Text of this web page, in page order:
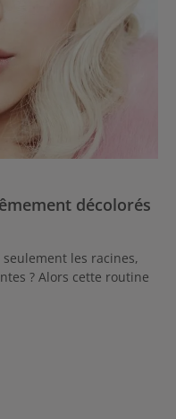
décolorés
les racines,
? Alors cette routine